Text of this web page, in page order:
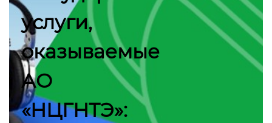
услуги,
оказываемые
АО
«НЦГНТЭ»: